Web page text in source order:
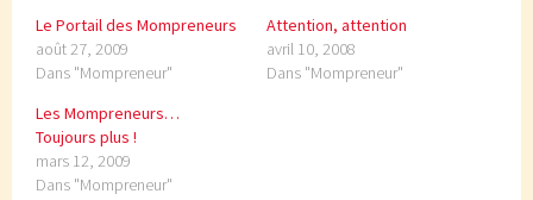
Le Portail des Mompreneurs
août 27, 2009
Dans "Mompreneur"
Attention, attention
avril 10, 2008
Dans "Mompreneur"
Les Mompreneurs…
Toujours plus !
mars 12, 2009
Dans "Mompreneur"